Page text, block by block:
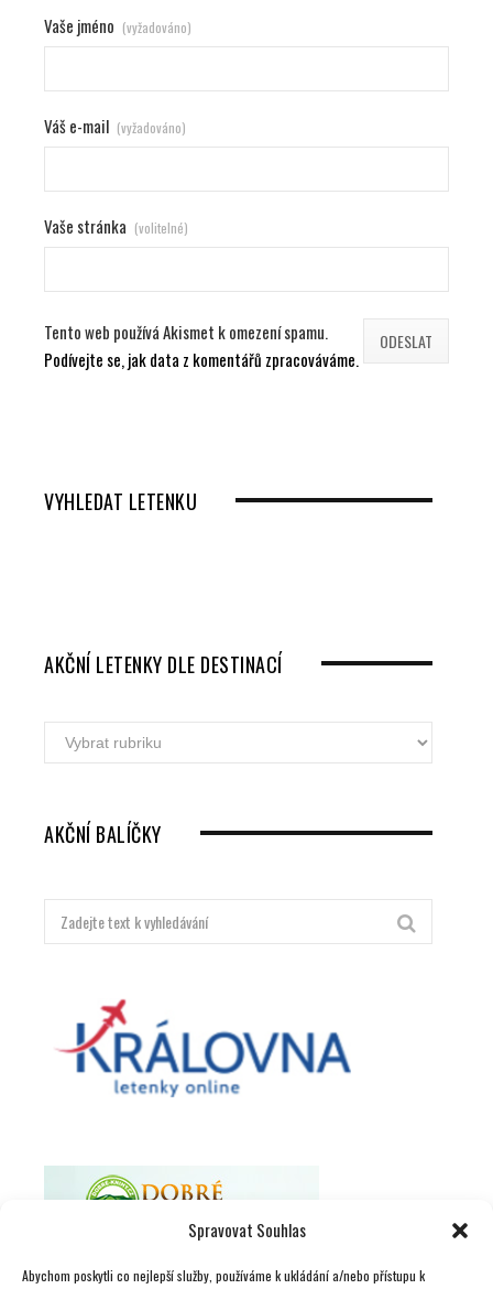
Spravovat Souhlas
Abychom poskytli co nejlepší služby, používáme k ukládání a/nebo přístupu k
Vaše jméno (vyžadováno)
Váš e-mail (vyžadováno)
Vaše stránka (volitelné)
Tento web používá Akismet k omezení spamu.
Podívejte se, jak data z komentářů zpracováváme.
VYHLEDAT LETENKU
AKČNÍ LETENKY DLE DESTINACÍ
Akční
letenky
destinací
AKČNÍ BALÍČKY
Hledat: